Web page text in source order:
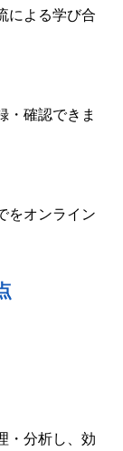
による学び合
・確認できま
をオンライン
・分析し、効